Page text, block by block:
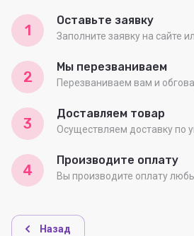
1
Оставьте заявку
Заполните заявку на сайте
2
Мы перезваниваем
Перезваниваем вам и
3
Доставляем товар
Осуществляем доставку по
4
Производите оплату
Вы производите оплату
Назад